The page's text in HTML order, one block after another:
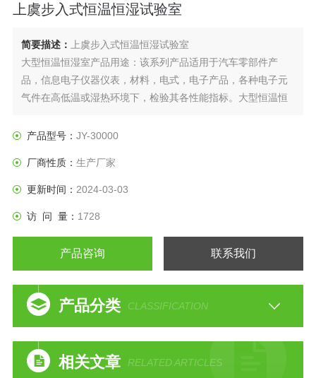
上虞步入式恒温恒湿试验室
简要描述：
上虞步入式恒温恒湿试验室
大型恒温恒湿室产品用途：该系列产品适用于汽车零部件产
品，信息电子仪器仪表，材料，电式，电子产品，各种电子元
气件在高低温或湿热环境下，检验其各性能指标。大型恒温恒
产品型号： JY-30000
厂商性质： 生产厂家
更新时间： 2024-03-03
访 问 量： 1728
产品咨询 联系我们
产品分类 CLASSIFICATION
相关文章 RELATED ARTICLES